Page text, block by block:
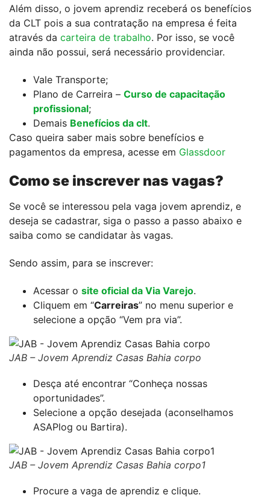
Além disso, o jovem aprendiz receberá os benefícios
da CLT pois a sua contratação na empresa é feita
através da carteira de trabalho. Por isso, se você
ainda não possui, será necessário providenciar.
Vale Transporte;
Plano de Carreira – Curso de capacitação
profissional;
Demais Benefícios da clt.
Caso queira saber mais sobre benefícios e
pagamentos da empresa, acesse em Glassdoor
Como se inscrever nas vagas?
Se você se interessou pela vaga jovem aprendiz, e
deseja se cadastrar, siga o passo a passo abaixo e
saiba como se candidatar às vagas.
Sendo assim, para se inscrever:
Acessar o site oficial da Via Varejo.
Cliquem em “Carreiras” no menu superior e
selecione a opção “Vem pra via”.
JAB – Jovem Aprendiz Casas Bahia corpo
Desça até encontrar “Conheça nossas
oportunidades”.
Selecione a opção desejada (aconselhamos
ASAPlog ou Bartira).
JAB – Jovem Aprendiz Casas Bahia corpo1
Procure a vaga de aprendiz e clique.